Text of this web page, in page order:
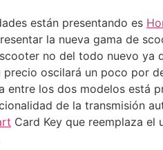
están presentando es
la nueva gama de
no del todo nuevo ya
precio oscilará un poco por
entre los dos modelos está
de la transmisión
Card Key que reemplaza el